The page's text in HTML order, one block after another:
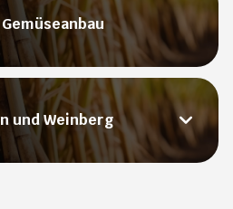
und Weinberg